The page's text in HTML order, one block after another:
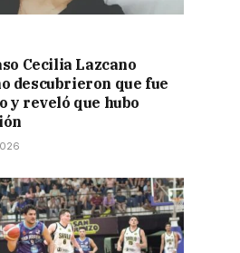
Cecilia Lazcano
descubrieron que fue
y reveló que hubo